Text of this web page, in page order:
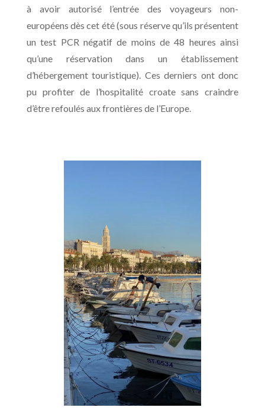
à avoir autorisé l’entrée des voyageurs non-
européens dès cet été (sous réserve qu’ils présentent
un test PCR négatif de moins de 48 heures ainsi
qu’une réservation dans un établissement
d’hébergement touristique). Ces derniers ont donc
pu profiter de l’hospitalité croate sans craindre
d’être refoulés aux frontières de l’Europe.